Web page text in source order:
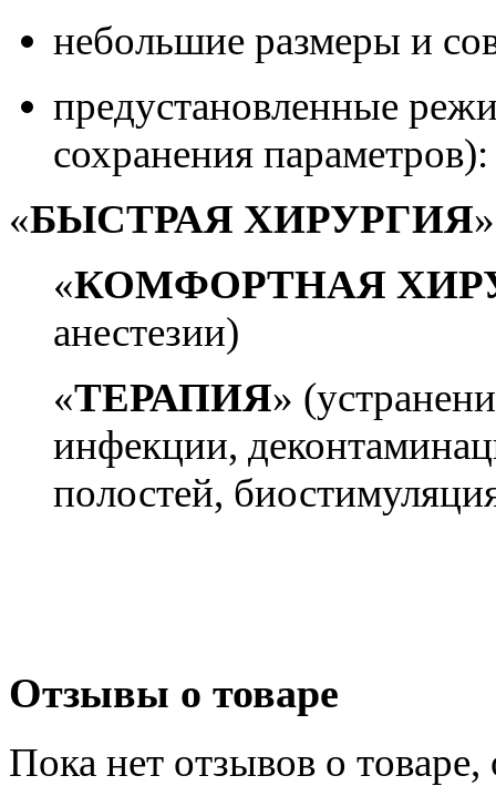
небольшие размеры и
предустановленные
сохранения
«БЫСТРАЯ ХИРУРГИЯ
«КОМФОРТНАЯ
анестезии)
«ТЕРАПИЯ»
инфекции,
полостей,
Отзывы о товаре
Пока нет отзывов о товаре,